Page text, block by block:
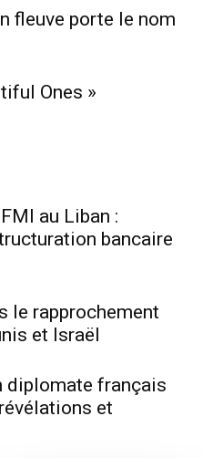
fleuve porte le nom
Ones »
au Liban :
bancaire
le rapprochement
et Israël
diplomate français
et